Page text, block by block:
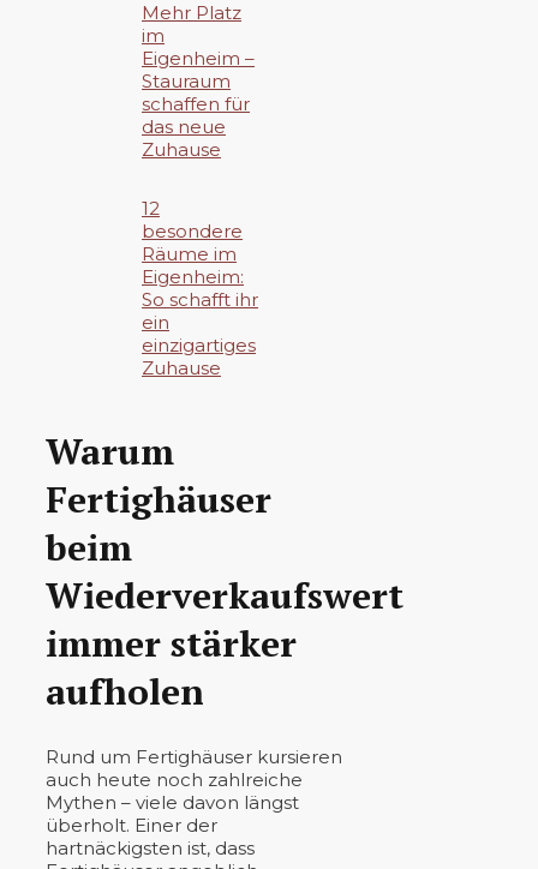
Mehr Platz
im
Eigenheim –
Stauraum
schaffen für
das neue
Zuhause
12
besondere
Räume im
Eigenheim:
So schafft ihr
ein
einzigartiges
Zuhause
Warum
Fertighäuser
beim
Wiederverkaufswert
immer stärker
aufholen
Rund um Fertighäuser kursieren
auch heute noch zahlreiche
Mythen – viele davon längst
überholt. Einer der
hartnäckigsten ist, dass